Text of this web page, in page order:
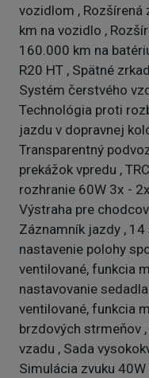
vozidlom , Rozšírená
km na vozidlo ,
160.000 km na
R20 HT , Spätné
Systém čerstvého
Technológia proti
jazdu v dopravnej
Transparentný
prekážok vpredu ,
rozhranie 60W 3x -
Výstraha pre
Záznamník jazdy ,
nastavenie polohy
ventilované, funkcia
nastavovanie
ventilované, funkcia
brzdových strmeňov
vzadu , Sada
Simulácia zvuku